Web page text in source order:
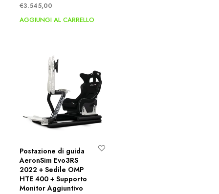
€3.545,00
AGGIUNGI AL CARRELLO
Postazione di guida
AeronSim Evo3RS
2022 + Sedile OMP
HTE 400 + Supporto
Monitor Aggiuntivo